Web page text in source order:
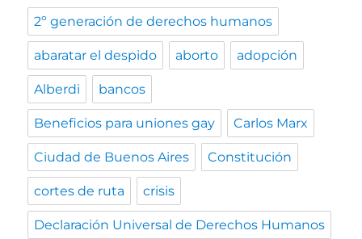
2º generación de derechos humanos
abaratar el despido aborto adopción
Alberdi bancos
Beneficios para uniones gay Carlos Marx
Ciudad de Buenos Aires Constitución
cortes de ruta crisis
Declaración Universal de Derechos Humanos